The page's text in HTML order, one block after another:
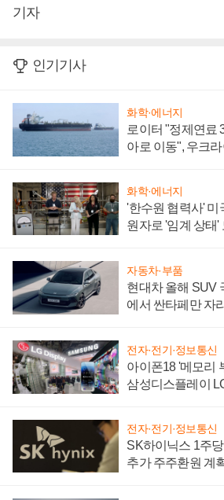
기자
인기기사
화학·에너지
로이터 "정제연료
아로 이동", 우크
화학·에너지
'한수원 협력사' 미
원자로 '임계 상태'
자동차·부품
현대차 올해 SUV
에서 싼타페만 자
전자·전기·정보통신
아이폰18 '메모리
삼성디스플레이
전자·전기·정보통신
SK하이닉스 1주
추가 주주환원 계